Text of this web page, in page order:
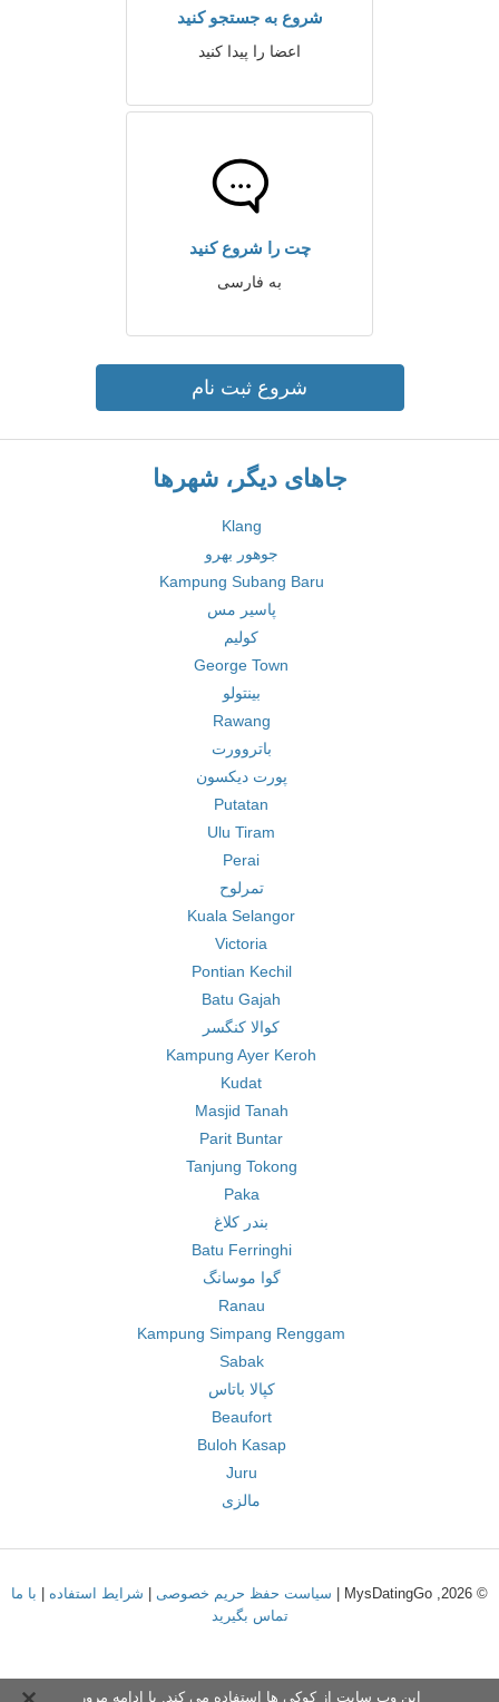
شروع به جستجو کنید
اعضا را پیدا کنید
چت را شروع کنید
به فارسی
شروع ثبت نام
جاهای دیگر، شهرها
Klang
جوهور بهرو
Kampung Subang Baru
پاسیر مس
کولیم
George Town
بینتولو
Rawang
باتروورت
پورت دیکسون
Putatan
Ulu Tiram
Perai
تمرلوح
Kuala Selangor
Victoria
Pontian Kechil
Batu Gajah
کوالا کنگسر
Kampung Ayer Keroh
Kudat
Masjid Tanah
Parit Buntar
Tanjung Tokong
Paka
بندر کلاغ
Batu Ferringhi
گوا موسانگ
Ranau
Kampung Simpang Renggam
Sabak
کپالا باتاس
Beaufort
Buloh Kasap
Juru
مالزی
© 2026, MysDatingGo | سیاست حفظ حریم خصوصی شرایط استفاده
با ما
تماس بگیرید
این وب سایت از کوکی ها استفاده می کند. با ادامه مرور